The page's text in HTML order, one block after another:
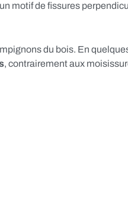
motif de fissures
du bois. En
, contrairement aux